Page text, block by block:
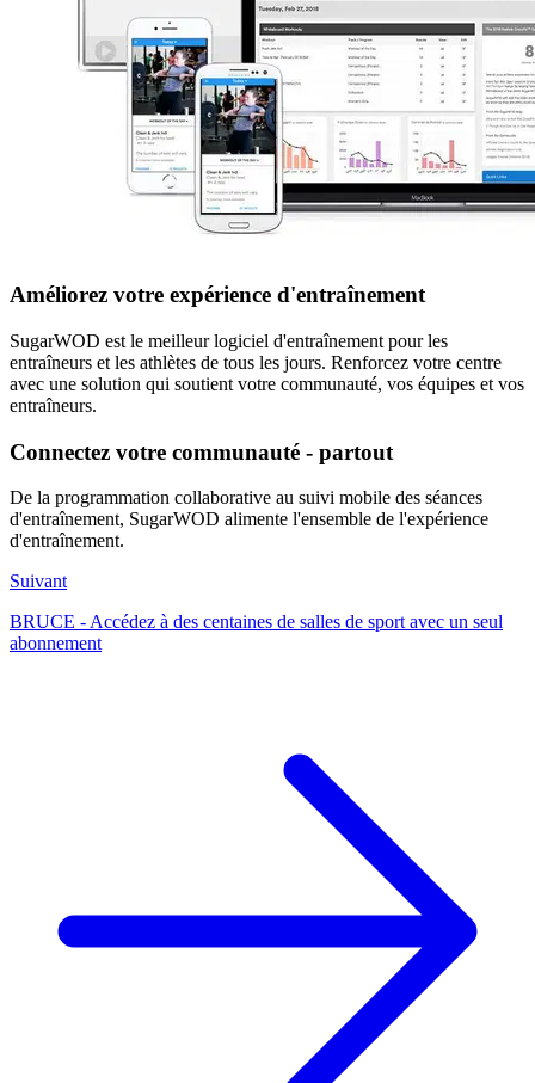
Améliorez votre expérience d'entraînement
SugarWOD est le meilleur logiciel d'entraînement pour les
entraîneurs et les athlètes de tous les jours. Renforcez votre centre
avec une solution qui soutient votre communauté, vos équipes et vos
entraîneurs.
Connectez votre communauté - partout
De la programmation collaborative au suivi mobile des séances
d'entraînement, SugarWOD alimente l'ensemble de l'expérience
d'entraînement.
Suivant
BRUCE - Accédez à des centaines de salles de sport avec un seul
abonnement